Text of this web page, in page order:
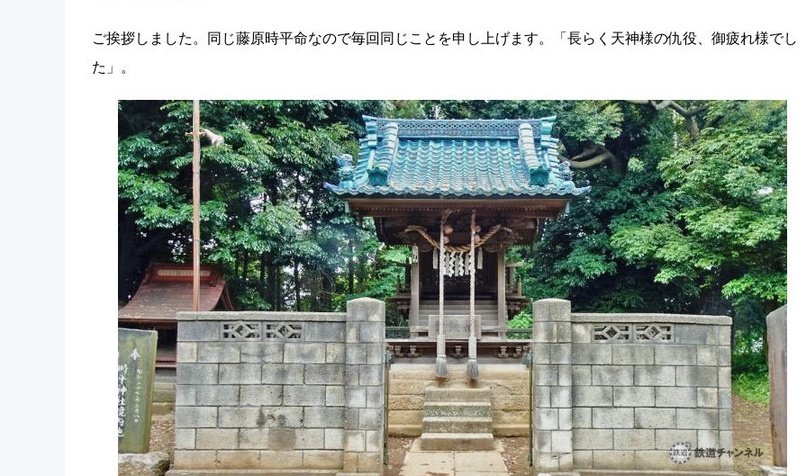
ご挨拶しました。同じ藤原時平命なので毎回同じことを申し上げます。「長らく天神様の仇役、御疲れ様でし
た」。